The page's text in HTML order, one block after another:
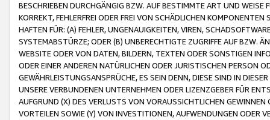
BESCHRIEBEN DURCHGÄNGIG BZW. AUF BESTIMMTE ART UND
KORREKT, FEHLERFREI ODER FREI VON SCHÄDLICHEN
HAFTEN FÜR: (A) FEHLER, UNGENAUIGKEITEN, VIREN,
SYSTEMABSTÜRZE; ODER (B) UNBERECHTIGTE ZUGRIFFE AUF BZW.
WEBSITE ODER VON DATEN, BILDERN, TEXTEN ODER SONSTIGEN
ODER EINER ANDEREN NATÜRLICHEN ODER JURISTISCHEN PERSON
GEWÄHRLEISTUNGSANSPRÜCHE, ES SEIN DENN, DIESE SIND IN
UNSERE VERBUNDENEN UNTERNEHMEN ODER LIZENZGEBER FÜR
AUFGRUND (X) DES VERLUSTS VON VORAUSSICHTLICHEN
VORTEILEN SOWIE (Y) VON INVESTITIONEN, AUFWENDUNGEN ODER